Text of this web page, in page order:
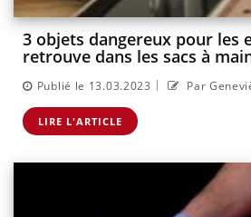
3 objets dangereux pour les
retrouve dans les sacs à
Publié le 13.03.2023 | Par
LIRE L'ARTICLE